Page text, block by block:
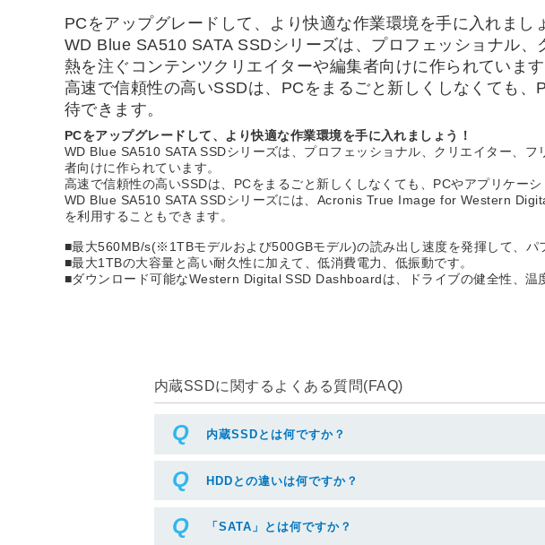
PCをアップグレードして、より快適な作業環境を手に入れまし
WD Blue SA510 SATA SSDシリーズは、プロフェッショナル
熱を注ぐコンテンツクリエイターや編集者向けに作られています
高速で信頼性の高いSSDは、PCをまるごと新しくしなくても
待できます。
PCをアップグレードして、より快適な作業環境を手に入れましょう！
WD Blue SA510 SATA SSDシリーズは、プロフェッショナル、クリエイター、
者向けに作られています。
高速で信頼性の高いSSDは、PCをまるごと新しくしなくても、PCやアプリケー
WD Blue SA510 SATA SSDシリーズには、Acronis True Image for Western
を利用することもできます。
■最大560MB/s(※1TBモデルおよび500GBモデル)の読み出し速度を発揮して、パ
■最大1TBの大容量と高い耐久性に加えて、低消費電力、低振動です。
■ダウンロード可能なWestern Digital SSD Dashboardは、ドライブの健全性、温
内蔵SSDに関するよくある質問(FAQ)
内蔵SSDとは何ですか？
HDDとの違いは何ですか？
「SATA」とは何ですか？